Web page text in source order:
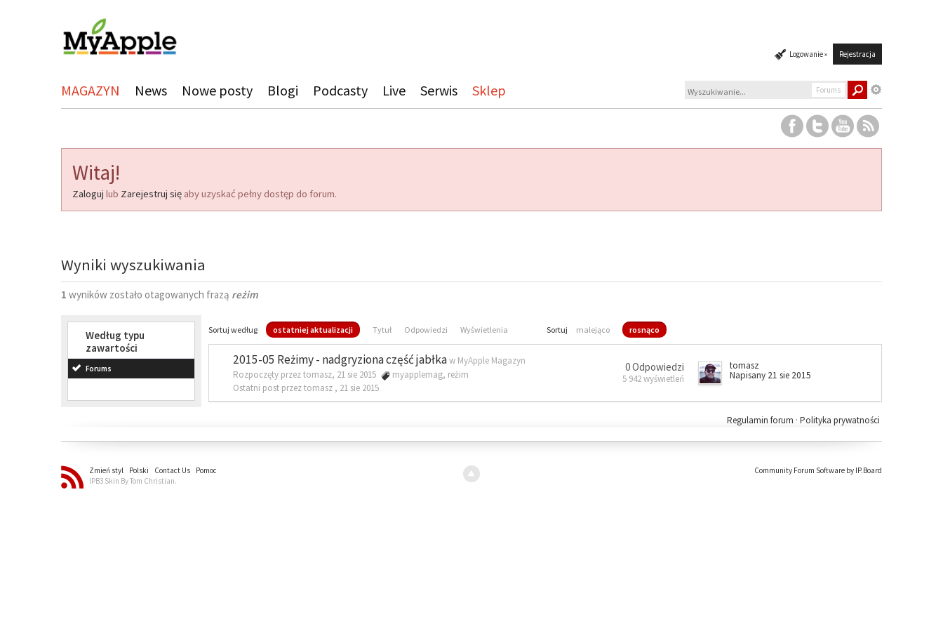
Logowanie » Rejestracja
MAGAZYN News Nowe posty Blogi Podcasty Live Serwis Sklep Forums
Witaj!
Zaloguj lub Zarejestruj się aby uzyskać pełny dostęp do forum.
Wyniki wyszukiwania
1 wyników zostało otagowanych frazą reżim
Według typu
zawartości
Forums
Sortuj według ostatniej aktualizacji Tytuł Odpowiedzi Wyświetlenia Sortuj malejąco rosnąco
2015-05 Reżimy - nadgryziona część jabłkaw MyApple Magazyn
Rozpoczęty przez tomasz, 21 sie 2015
myapplemag, reżim
Ostatni post przez tomasz , 21 sie 2015
0 Odpowiedzi
5 942 wyświetleń
tomasz
Napisany 21 sie 2015
Polityka prywatności
Regulamin forum ·
Zmień styl Polski Contact Us
Pomoc
IPB3 Skin By Tom Christian.
Community Forum Software by IP.Board